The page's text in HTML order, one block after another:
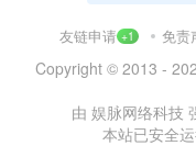
友链申请 +1 免责
Copyright © 2013 -
由 娱脉网络科技
本站已安全